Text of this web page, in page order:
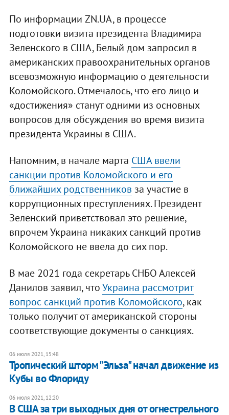
По информации ZN.UA, в процессе
подготовки визита президента Владимира
Зеленского в США, Белый дом запросил в
американских правоохранительных органов
всевозможную информацию о деятельности
Коломойского. Отмечалось, что его лицо и
«достижения» станут одними из основных
вопросов для обсуждения во время визита
президента Украины в США.
Напомним, в начале марта США ввели
санкции против Коломойского и его
ближайших родственников за участие в
коррупционных преступлениях. Президент
Зеленский приветствовал это решение,
впрочем Украина никаких санкций против
Коломойского не ввела до сих пор.
В мае 2021 года секретарь СНБО Алексей
Данилов заявил, чтоУкраина рассмотрит
вопрос санкций против Коломойского, как
только получит от американской стороны
соответствующие документы о санкциях.
06 июля 2021, 15:48
Тропический шторм "Эльза" начал движение из
Кубы во Флориду
06 июля 2021, 12:20
В США за три выходных дня от огнестрельного